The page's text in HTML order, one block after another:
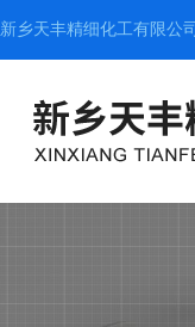
新乡天丰精细化工有限公司